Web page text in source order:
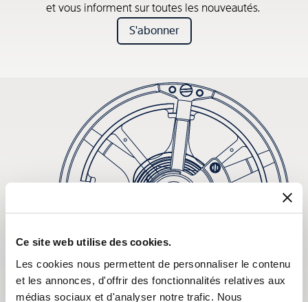
Ce site web utilise des cookies.
Les cookies nous permettent de personnaliser le contenu
et les annonces, d'offrir des fonctionnalités relatives aux
médias sociaux et d'analyser notre trafic. Nous
et vous informent sur toutes les nouveautés.
S'abonner